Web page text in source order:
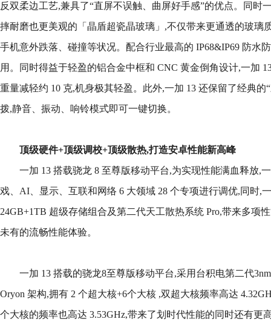
反双柔边工艺,兼具了“直屏不误触、曲屏好手感”的优点。同时
摔耐磨也更美观的「晶盾超瓷晶玻璃」,不仅带来更通透的玻璃
手机意外跌落、碰撞等状况。配合行业最高的 IP68&IP69 防水
用。同时得益于轻盈的铝合金中框和 CNC 黄金倒角设计,一加
重量减轻约 10 克,机身极其轻盈。此外,一加 13 还保留了经典的
拨,静音、振动、响铃模式即可一键切换。
顶级硬件+顶级调校+顶级散热,打造安卓性能新高峰
一加 13 搭载骁龙 8 至尊版移动平台,为实现性能满血释放,
戏、AI、显示、互联和网络 6 大领域 28 个专项进行调优,同时,
24GB+1TB 超级存储组合及第二代天工散热系统 Pro,带来多项
未有的流畅性能体验。
一加 13 搭载的骁龙8至尊版移动平台,采用台积电第二代
Oryon 架构,拥有 2 个超大核+6个大核 ,双超大核频率高达
个大核的频率也高达 3.53GHz,带来了划时代性能的同时还有更